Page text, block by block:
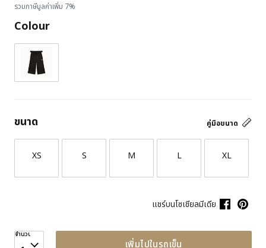
รวมภาษีมูลค่าเพิ่ม 7%
Colour
คู่มือขนาด
ขนาด
XS S M L XL
แชร์บนโซเชียลมีเดีย
จำนวน
เพิ่มไปในรถเข็น